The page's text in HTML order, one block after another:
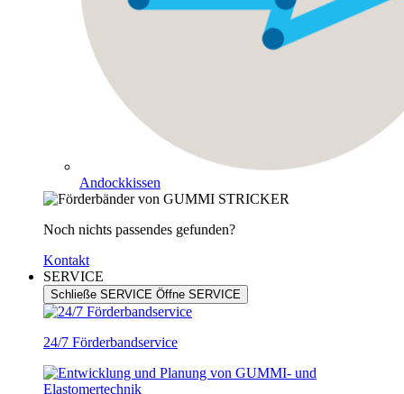
Andockkissen
Noch nichts passendes gefunden?
Kontakt
SERVICE
Schließe SERVICE Öffne SERVICE
24/7 Förderbandservice